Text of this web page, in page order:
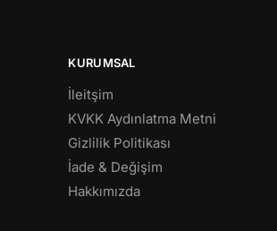
KURUMSAL
İleitşim
KVKK Aydınlatma Metni
Gizlilik Politikası
İade & Değişim
Hakkımızda